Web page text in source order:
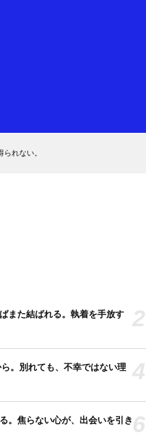
れない。
また結ばれる。執着を手放す
2
。別れても、不幸ではない理 4
。焦らない心が、出会いを引き 6